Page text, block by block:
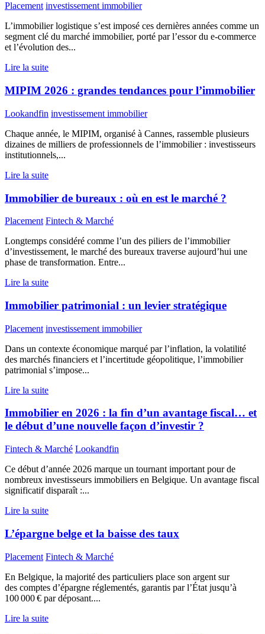
Placement investissement immobilier
L’immobilier logistique s’est imposé ces dernières années comme un
segment clé du marché immobilier, porté par l’essor du e-commerce
et l’évolution des...
Lire la suite
MIPIM 2026 : grandes tendances pour l’immobilier
Lookandfin investissement immobilier
Chaque année, le MIPIM, organisé à Cannes, rassemble plusieurs
dizaines de milliers de professionnels de l’immobilier : investisseurs
institutionnels,...
Lire la suite
Immobilier de bureaux : où en est le marché ?
Placement Fintech & Marché
Longtemps considéré comme l’un des piliers de l’immobilier
d’investissement, le marché des bureaux traverse aujourd’hui une
phase de transformation. Entre...
Lire la suite
Immobilier patrimonial : un levier stratégique
Placement investissement immobilier
Dans un contexte économique marqué par l’inflation, la volatilité
des marchés financiers et l’incertitude géopolitique, l’immobilier
patrimonial s’impose...
Lire la suite
Immobilier en 2026 : la fin d’un avantage fiscal… et
le début d’une nouvelle façon d’investir ?
Fintech & Marché Lookandfin
Ce début d’année 2026 marque un tournant important pour de
nombreux investisseurs immobiliers en Belgique. Un avantage fiscal
significatif disparaît :...
Lire la suite
L’épargne belge et la baisse des taux
Placement Fintech & Marché
En Belgique, la majorité des particuliers place son argent sur
des comptes d’épargne réglementés, garantis par l’État jusqu’à
100 000 € par déposant....
Lire la suite